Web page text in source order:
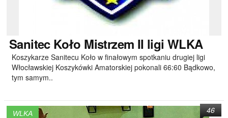
SanitecKoło Mistrzem II ligi WLKA
Koszykarze Sanitecu Koło w finałowym spotkaniu drugiej ligi
Włocławskiej Koszykówki Amatorskiej pokonali 66:60 Bądkowo,
tym samym..
WLKA 46